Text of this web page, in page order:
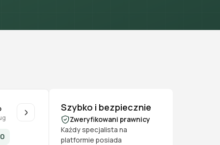
Szybko i bezpiecznie
Zweryfikowani prawnicy
Każdy specjalista na
platformie posiada